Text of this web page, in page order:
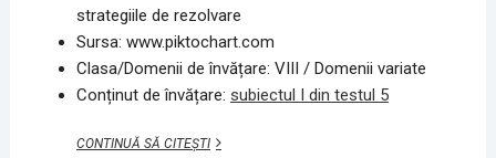
strategiile de rezolvare
Sursa: www.piktochart.com
Clasa/Domenii de învățare: VIII / Domenii variate
Conținut de învățare: subiectul I din testul 5
CONTINUĂ SĂ CITEȘTIEXERCIȚIU,